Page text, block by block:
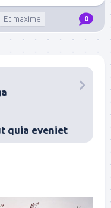
Et maxime 0
quia eveniet